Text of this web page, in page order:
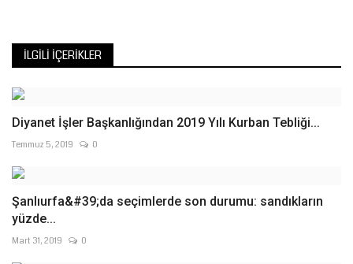
İLGILI İÇERIKLER
Diyanet İşler Başkanlığından 2019 Yılı Kurban Tebliği...
Temmuz 5, 2019 0
Şanlıurfa&#39;da seçimlerde son durumu: sandıkların
yüzde...
Mart 31, 2019 0